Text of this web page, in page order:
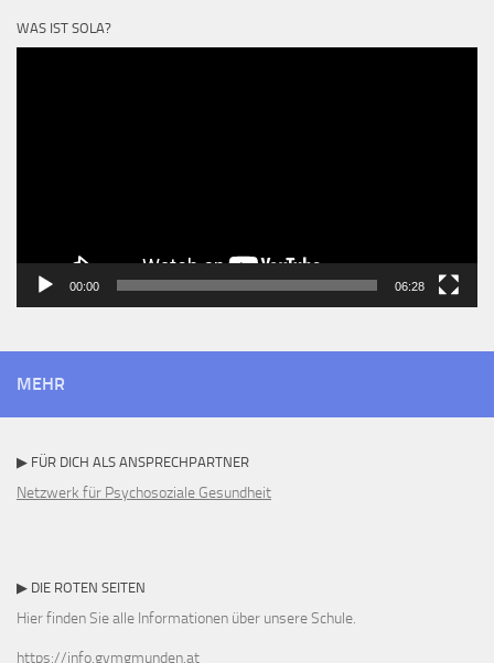
WAS IST SOLA?
00:00 06:28
MEHR
▶ FÜR DICH ALS ANSPRECHPARTNER
Netzwerk für Psychosoziale Gesundheit
▶ DIE ROTEN SEITEN
Hier finden Sie alle Informationen über unsere Schule.
https://info.gymgmunden.at